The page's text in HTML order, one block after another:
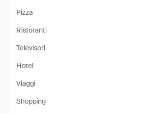
Pizza
Ristoranti
Televisori
Hotel
Viaggi
Shopping